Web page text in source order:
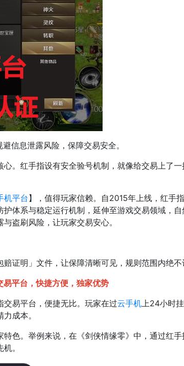
避信息泄露风险，保障交易安全。
红手指设有安全验号机制，就像给交易上了一
机平台 】，值得玩家信赖。自2015年上线，红手
体系与稳定运行机制，延伸至游戏交易领域，
盗刷风险，让玩家交易安心。​
明」文件，让保障清晰可见，规则范围内绝不
平台，快捷方便，独家优势
易平台，便捷无比。玩家在过云手机上24小时
成本。
。举例来说，在《剑侠情缘零》中，通过红
。​